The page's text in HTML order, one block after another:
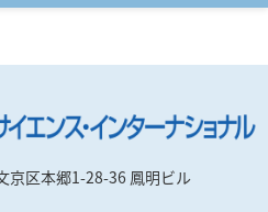
京区本郷1-28-36 鳳明ビル